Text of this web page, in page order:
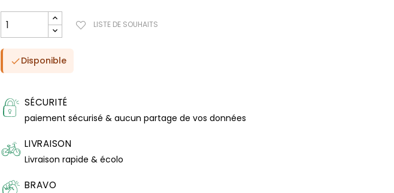
LISTE DE SOUHAITS
Disponible
SÉCURITÉ
paiement sécurisé & aucun partage de vos données
LIVRAISON
Livraison rapide & écolo
BRAVO